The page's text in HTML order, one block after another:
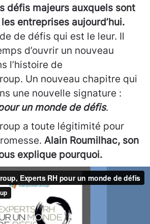
défis majeurs auxquels sont
entreprises aujourd’hui.
de défis qui est le leur. Il
d’ouvrir un nouveau
l’histoire de
Un nouveau chapitre qui
une nouvelle signature :
un monde de défis.
a toute légitimité pour
Alain Roumilhac, son
explique pourquoi.